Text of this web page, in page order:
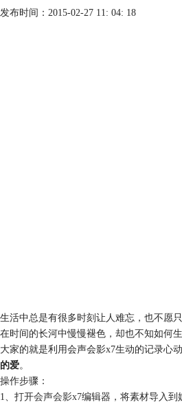
发布时间：2015-02-27 11: 04: 18
生活中总是有很多时刻让人难忘，也不愿
在时间的长河中慢慢褪色，却也不知如何
大家的就是利用会声会影x7生动的记录心
的爱。
操作步骤：
1、打开会声会影x7编辑器，将素材导入到